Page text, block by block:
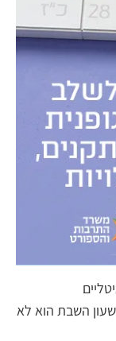
השבת הוא לא